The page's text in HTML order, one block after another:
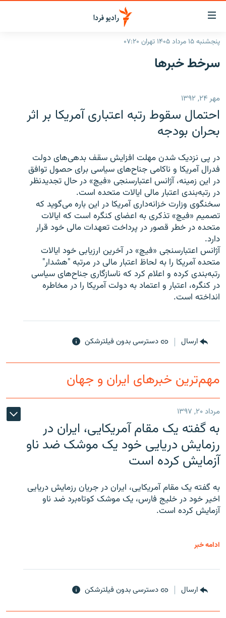
لینک‌های
قابلیت
دسترسی
بازگشت
اصلی
رفتن
صفحه
ایران
انتخاب کنید و بشنوید
فرکانس‌ها
پادکست
گزارش‌های تصویری
گزارش‌های ویدئویی
زنان فردا
English
به ما بپیوندید
زبان‌های دیگر
پنجشنبه ۱۵ مرداد ۱۴۰۵ تهران ۰۷:۲۰
سرخط‌ خبرها
مهر ۲۴, ۱۳۹۲
احتمال سقوط رتبه اعتباری آمریکا بر اثر
بحران بودجه
در پی نزدیک شدن مهلت افزایش سقف بدهی‌های دولت
فدرال آمریکا و ناکامی جناح‌های سیاسی برای حصول توافق
در این زمینه، آژانس اعتبارسنجی «فیچ» در حال تجدیدنظر
در رتبه‌بندی اعتبار مالی ایالات متحده است.
سخنگوی وزارت خزانه‌داری آمریکا در این باره می‌گوید که
تصمیم «فیچ» تذکری به اعضای کنگره است که ایالات
متحده در خطر قصور در پرداخت تعهدات مالی خود قرار
دارد.
آژانس اعتبارسنجی «فیچ» در آخرین ارزیابی خود ایالات
متحده آمریکا را به لحاظ اعتبار مالی در مرتبه "هشدار"
رتبه‌بندی کرده و اعلام کرد که ناسازگاری جناح‌های سیاسی
در کنگره، اعتبار و اعتماد به دولت آمریکا را در مخاطره
انداخته است.
ارسال دسترسی بدون فیلترشکن
مهم‌ترین خبرهای ایران و جهان
مرداد ۲۰, ۱۳۹۷
به گفته یک مقام آمریکایی، ایران در
رزمایش دریایی خود یک موشک ضد ناو
آزمایش کرده است
به گفته یک مقام آمریکایی، ایران در جریان رزمایش دریایی
اخیر خود در خلیج فارس، یک موشک کوتاه‌برد ضد ناو
آزمایش کرده است.
ادامه خبر
ارسال دسترسی بدون فیلترشکن